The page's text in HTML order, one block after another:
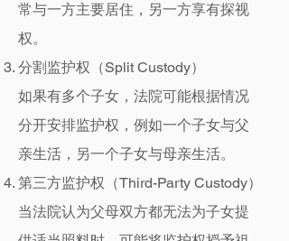
常与一方主要居住，另一方享有探视
权。
分割监护权（Split Custody）
如果有多个子女，法院可能根据情况
分开安排监护权，例如一个子女与父
亲生活，另一个子女与母亲生活。
第三方监护权（Third-Party Custody）
当法院认为父母双方都无法为子女提